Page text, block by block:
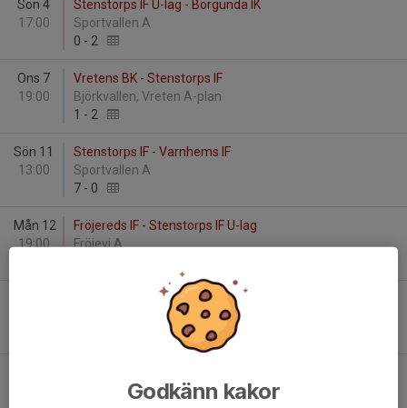
Sön 4
17:00
Stenstorps IF U-lag - Borgunda IK
Sportvallen A
0 - 2
Ons 7
19:00
Vretens BK - Stenstorps IF
Björkvallen, Vreten A-plan
1 - 2
Sön 11
13:00
Stenstorps IF - Varnhems IF
Sportvallen A
7 - 0
Mån 12
19:00
Fröjereds IF - Stenstorps IF U-lag
Fröjevi A
Tomtens IF - Stenstorps IF
Sportvallen AGodkänn kakor